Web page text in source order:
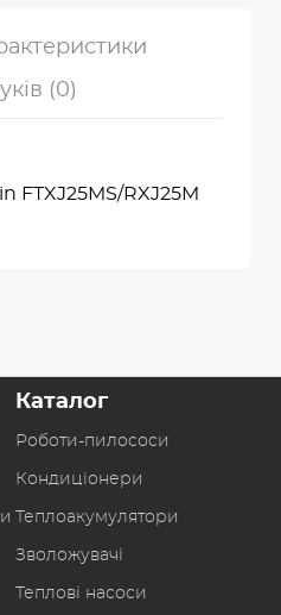
(0)
FTXJ25MS/RXJ25M
Каталог
Роботи-пилоcоси
Кондиціонери
Теплоакумулятори
Зволожувачі
Теплові насоси